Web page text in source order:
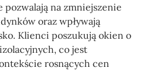
na zmniejszenie
oraz wpływają
Klienci poszukują okien o
co jest
rosnących cen